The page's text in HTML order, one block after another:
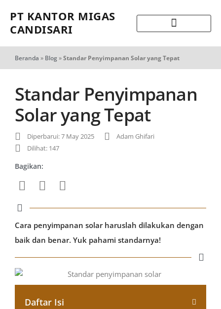
PT KANTOR MIGAS
CANDISARI
Beranda » Blog»Standar Penyimpanan Solar yang Tepat
Standar Penyimpanan
Solar yang Tepat
Diperbarui: 7 May 2025
Adam Ghifari
Dilihat: 147
Bagikan:
Cara penyimpanan solar haruslah dilakukan dengan
baik dan benar. Yuk pahami standarnya!
Daftar Isi